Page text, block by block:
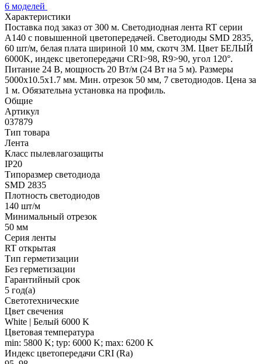
6 моделей
Характеристики
Поставка под заказ от 300 м. Светодиодная лента RT серии
A140 с повышенной цветопередачей. Светодиоды SMD 2835,
60 шт/м, белая плата шириной 10 мм, скотч 3М. Цвет БЕЛЫЙ
6000K, индекс цветопередачи CRI>98, R9>90, угол 120°.
Питание 24 В, мощность 20 Вт/м (24 Вт на 5 м). Размеры
5000х10.5х1.7 мм. Мин. отрезок 50 мм, 7 светодиодов. Цена за
1 м. Обязательна установка на профиль.
Общие
Артикул
037879
Тип товара
Лента
Класс пылевлагозащиты
IP20
Типоразмер светодиода
SMD 2835
Плотность светодиодов
140 шт/м
Минимальный отрезок
50 мм
Серия ленты
RT открытая
Тип герметизации
Без герметизации
Гарантийный срок
5 год(а)
Светотехнические
Цвет свечения
White | Белый 6000 K
Цветовая температура
min: 5800 K; typ: 6000 K; max: 6200 K
Индекс цветопередачи CRI (Ra)